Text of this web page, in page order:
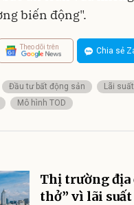
biến động".
Theo dõi trên Chia sẻ
Đầu tư bất động sản
Lãi
Mô hình TOD
Thị trường địa
thở” vì lãi suất